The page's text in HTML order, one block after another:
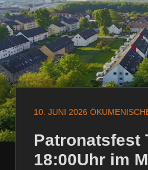
10. JUNI 2026
Patronatsfest
18:00Uhr im